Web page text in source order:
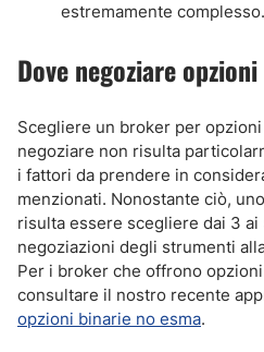
estremamente complesso.
Dove negoziare
Scegliere un broker per
negoziare non risulta
i fattori da prendere in
menzionati. Nonostante ciò,
risulta essere scegliere dai 3
negoziazioni degli strumenti
Per i broker che offrono
consultare il nostro recente
opzioni binarie no esma.